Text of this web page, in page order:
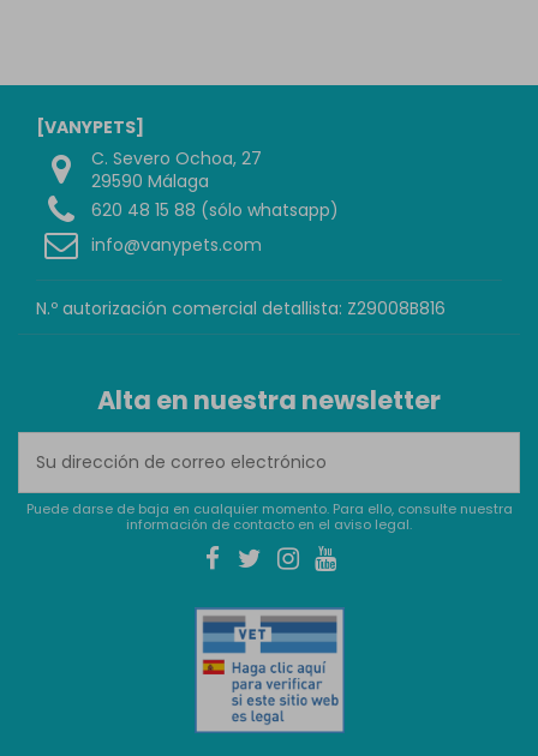
[VANYPETS]
C. Severo Ochoa, 27
29590 Málaga
620 48 15 88 (sólo whatsapp)
info@vanypets.com
N.º autorización comercial detallista: Z29008B816
Alta en nuestra newsletter
Puede darse de baja en cualquier momento. Para ello, consulte nuestra
información de contacto en el aviso legal.